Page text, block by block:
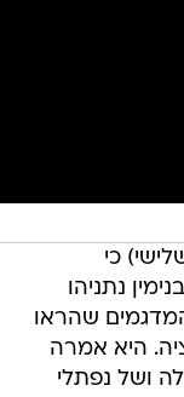
כי
נתניהו
שהראו
היא אמרה
ושל נפתלי